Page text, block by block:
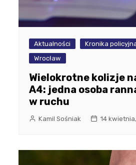
Aktualności Kronika
Wrocław
Wielokrotne kolizje
A4: jedna osoba
w ruchu
Kamil Sośniak 14